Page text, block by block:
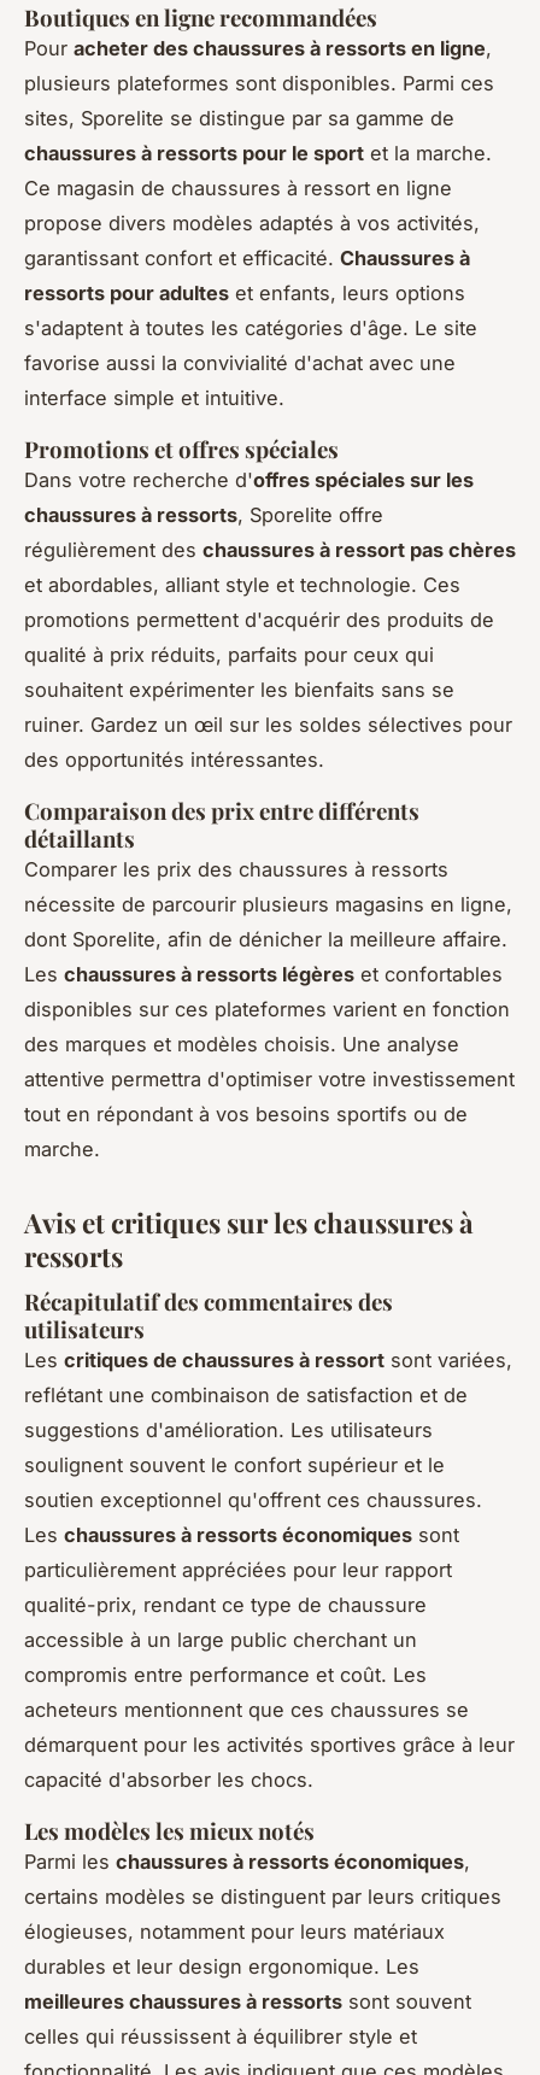
Boutiques en ligne recommandées
Pour acheter des chaussures à ressorts en ligne,
plusieurs plateformes sont disponibles. Parmi ces
sites, Sporelite se distingue par sa gamme de
chaussures à ressorts pour le sport et la marche.
Ce magasin de chaussures à ressort en ligne
propose divers modèles adaptés à vos activités,
garantissant confort et efficacité. Chaussures à
ressorts pour adultes et enfants, leurs options
s'adaptent à toutes les catégories d'âge. Le site
favorise aussi la convivialité d'achat avec une
interface simple et intuitive.
Promotions et offres spéciales
Dans votre recherche d'offres spéciales sur les
chaussures à ressorts, Sporelite offre
régulièrement des chaussures à ressort pas chères
et abordables, alliant style et technologie. Ces
promotions permettent d'acquérir des produits de
qualité à prix réduits, parfaits pour ceux qui
souhaitent expérimenter les bienfaits sans se
ruiner. Gardez un œil sur les soldes sélectives pour
des opportunités intéressantes.
Comparaison des prix entre différents
détaillants
Comparer les prix des chaussures à ressorts
nécessite de parcourir plusieurs magasins en ligne,
dont Sporelite, afin de dénicher la meilleure affaire.
Les chaussures à ressorts légères et confortables
disponibles sur ces plateformes varient en fonction
des marques et modèles choisis. Une analyse
attentive permettra d'optimiser votre investissement
tout en répondant à vos besoins sportifs ou de
marche.
Avis et critiques sur les chaussures à
ressorts
Récapitulatif des commentaires des
utilisateurs
Les critiques de chaussures à ressort sont variées,
reflétant une combinaison de satisfaction et de
suggestions d'amélioration. Les utilisateurs
soulignent souvent le confort supérieur et le
soutien exceptionnel qu'offrent ces chaussures.
Les chaussures à ressorts économiques sont
particulièrement appréciées pour leur rapport
qualité-prix, rendant ce type de chaussure
accessible à un large public cherchant un
compromis entre performance et coût. Les
acheteurs mentionnent que ces chaussures se
démarquent pour les activités sportives grâce à leur
capacité d'absorber les chocs.
Les modèles les mieux notés
Parmi les chaussures à ressorts économiques,
certains modèles se distinguent par leurs critiques
élogieuses, notamment pour leurs matériaux
durables et leur design ergonomique. Les
meilleures chaussures à ressorts sont souvent
celles qui réussissent à équilibrer style et